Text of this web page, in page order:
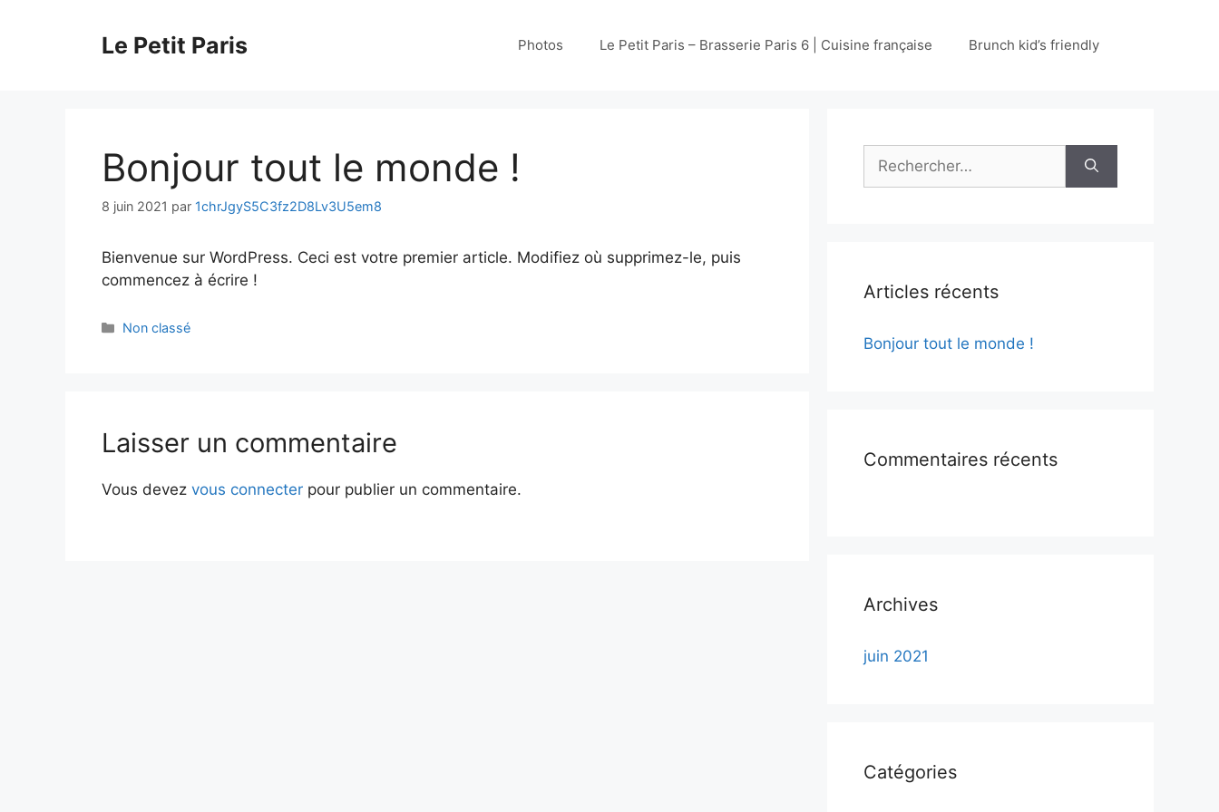
Le Petit Paris Photos Le Petit Paris – Brasserie Paris 6 | Cuisine française Brunch kid’s friendly
Bonjour tout le monde !
8 juin 2021 par 1chrJgyS5C3fz2D8Lv3U5em8
Bienvenue sur WordPress. Ceci est votre premier article. Modifiez où supprimez-le, puis
commencez à écrire !
Catégories
Non classé
Laisser un commentaire
Vous devez vous connecter pour publier un commentaire.
Rechercher :
Articles récents
Bonjour tout le monde !
Commentaires récents
Archives
juin 2021
Catégories